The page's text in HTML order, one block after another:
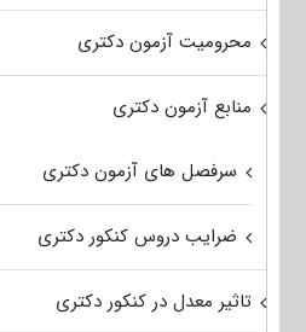
محرومیت آزمون دکتری
منابع آزمون دکتری
سرفصل های آزمون دکتری
ضرایب دروس کنکور دکتری
تاثیر معدل در کنکور دکتری